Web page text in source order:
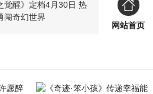
觉醒》定档4月30日 热
闯奇幻世界
网站首页